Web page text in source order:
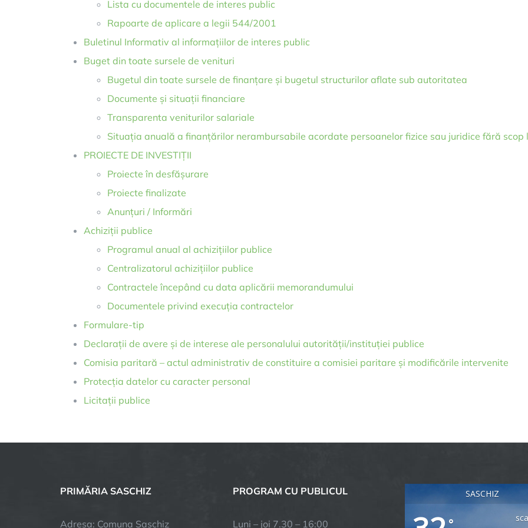
Lista cu documentele de interes public
Rapoarte de aplicare a legii 544/2001
Buletinul Informativ al informațiilor de interes public
Buget din toate sursele de venituri
Bugetul din toate sursele de finanțare și bugetul structurilor aflate sub autoritatea
Documente și situații financiare
Transparenta veniturilor salariale
Situația anuală a finanțărilor nerambursabile acordate persoanelor fizice sau juridice fără scop
PROIECTE DE INVESTIȚII
Proiecte în desfășurare
Proiecte finalizate
Anunțuri / Informări
Achiziții publice
Programul anual al achizițiilor publice
Centralizatorul achizițiilor publice
Contractele începând cu data aplicării memorandumului
Documentele privind execuția contractelor
Formulare-tip
Declarații de avere și de interese ale personalului autorității/instituției publice
Comisia paritară – actul administrativ de constituire a comisiei paritare și modificările intervenite
Protecția datelor cu caracter personal
Licitații publice
PRIMĂRIA SASCHIZ
Adresa: Comuna Saschiz
PROGRAM CU PUBLICUL
Luni – joi 7.30 – 16:00
SASCHIZ
°